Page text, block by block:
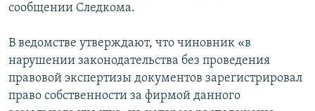
сообщении Следкома.
В ведомстве утверждают, что чиновник «в
нарушении законодательства без проведения
правовой экспертизы документов зарегистрировал
право собственности за фирмой данного